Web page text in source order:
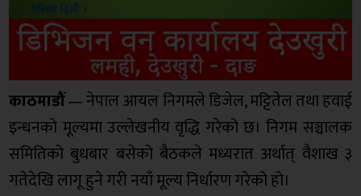
काठमाडौं— नेपाल आयल निगमले डिजेल, मट्टितेल तथा हवाई
इन्धनको मूल्यमा उल्लेखनीय वृद्धि गरेको छ। निगम सञ्चालक
समितिको बुधबार बसेको बैठकले मध्यरात अर्थात् वैशाख ३
गतेदेखि लागू हुने गरी नयाँ मूल्य निर्धारण गरेको हो।